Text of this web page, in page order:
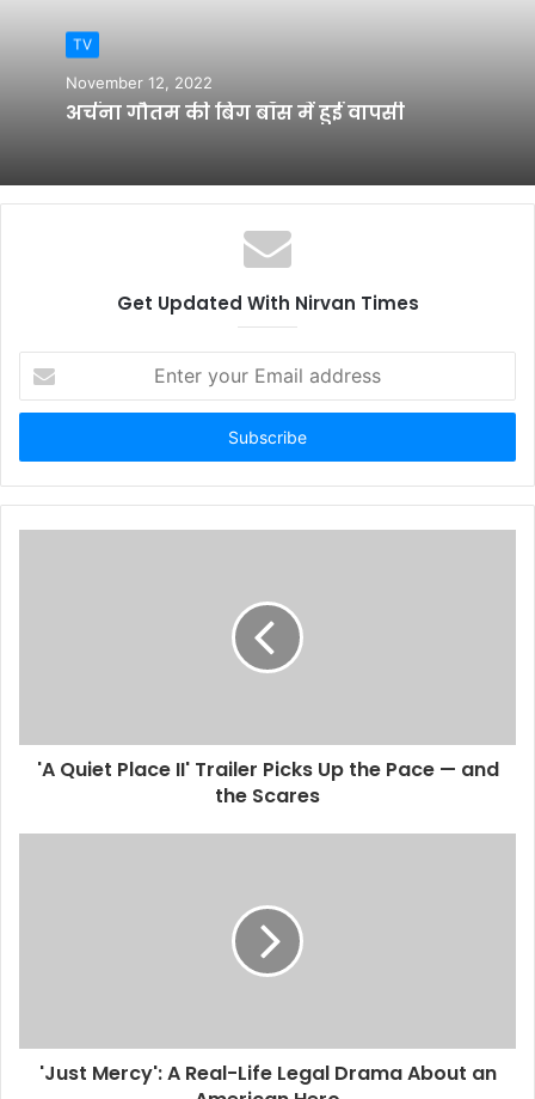
TV
November 12, 2022
अर्चना गौतम की बिग बॉस में हुई वापसी
Get Updated With Nirvan Times
your
Email
'A Quiet Place II' Trailer Picks Up the Pace — and
the Scares
'Just Mercy': A Real-Life Legal Drama About an